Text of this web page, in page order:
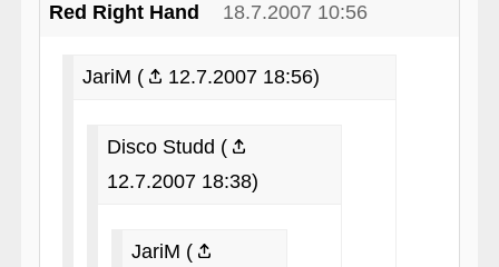
Red Right Hand 18.7.2007 10:56
JariM ( 12.7.2007 18:56)
Disco Studd (
12.7.2007 18:38)
JariM (